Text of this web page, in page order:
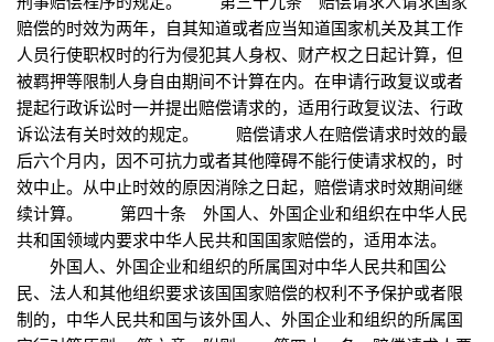
赔偿的时效为两年，自其知道或者应当知道国家机关及其工作
人员行使职权时的行为侵犯其人身权、财产权之日起计算，但
被羁押等限制人身自由期间不计算在内。在申请行政复议或者
提起行政诉讼时一并提出赔偿请求的，适用行政复议法、行政
诉讼法有关时效的规定。 赔偿请求人在赔偿请求时效的最
后六个月内，因不可抗力或者其他障碍不能行使请求权的，时
效中止。从中止时效的原因消除之日起，赔偿请求时效期间继
续计算。 第四十条 外国人、外国企业和组织在中华人民
共和国领域内要求中华人民共和国国家赔偿的，适用本法。
外国人、外国企业和组织的所属国对中华人民共和国公
民、法人和其他组织要求该国国家赔偿的权利不予保护或者限
制的，中华人民共和国与该外国人、外国企业和组织的所属国